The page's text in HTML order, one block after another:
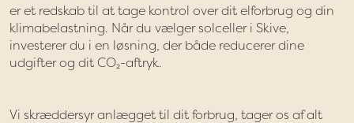
er et redskab til at tage kontrol over dit elforbrug og din
klimabelastning. Når du vælger solceller i Skive,
investerer du i en løsning, der både reducerer dine
udgifter og dit CO₂-aftryk.
Vi skræddersyr anlægget til dit forbrug, tager os af alt